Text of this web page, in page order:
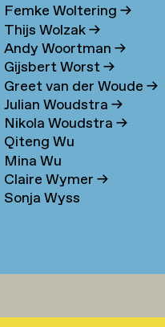
Femke Woltering→
Thijs Wolzak→
Andy Woortman→
Gijsbert Worst→
Greet van der Woude→
Julian Woudstra→
Nikola Woudstra→
Qiteng Wu
Mina Wu
Claire Wymer→
Sonja Wyss